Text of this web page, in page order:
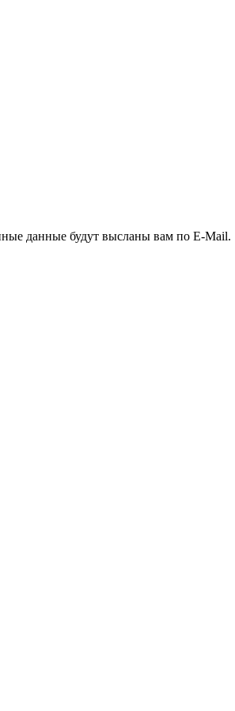
данные будут высланы вам по E-Mail.